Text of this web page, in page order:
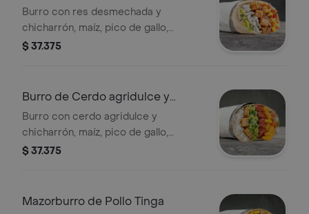
Burro con res desmechada y
chicharrón, maíz, pico de gallo,
guacamole y arroz blanco en tortilla
$ 37.375
Burro de Cerdo agridulce y
Chicharrón
Burro con cerdo agridulce y
chicharrón, maíz, pico de gallo,
guacamole y arroz blanco en tortilla
$ 37.375
Mazorburro de Pollo Tinga